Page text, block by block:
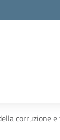
corruzione